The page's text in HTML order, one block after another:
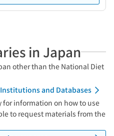
in Japan
other than the National Diet
and Databases
for information on how to use
to request materials from the